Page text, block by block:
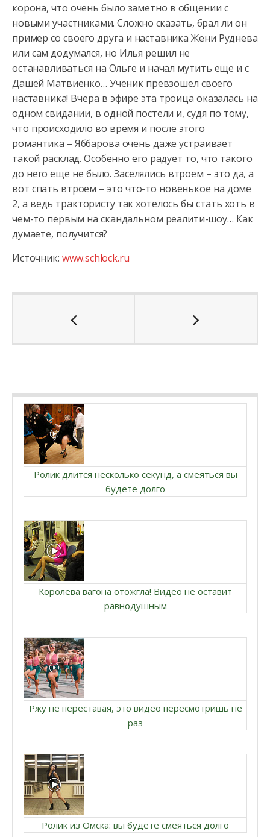
корона, что очень было заметно в общении с
новыми участниками. Сложно сказать, брал ли он
пример со своего друга и наставника Жени Руднева
или сам додумался, но Илья решил не
останавливаться на Ольге и начал мутить еще и с
Дашей Матвиенко… Ученик превзошел своего
наставника! Вчера в эфире эта троица оказалась на
одном свидании, в одной постели и, судя по тому,
что происходило во время и после этого
романтика – Яббарова очень даже устраивает
такой расклад. Особенно его радует то, что такого
до него еще не было. Заселялись втроем – это да, а
вот спать втроем – это что-то новенькое на доме
2, а ведь трактористу так хотелось бы стать хоть в
чем-то первым на скандальном реалити-шоу… Как
думаете, получится?
Источник: www.schlock.ru
Ролик длится несколько секунд, а смеяться вы
будете долго
Королева вагона отожгла! Видео не оставит
равнодушным
Ржу не переставая, это видео пересмотришь не
раз
Ролик из Омска: вы будете смеяться долго